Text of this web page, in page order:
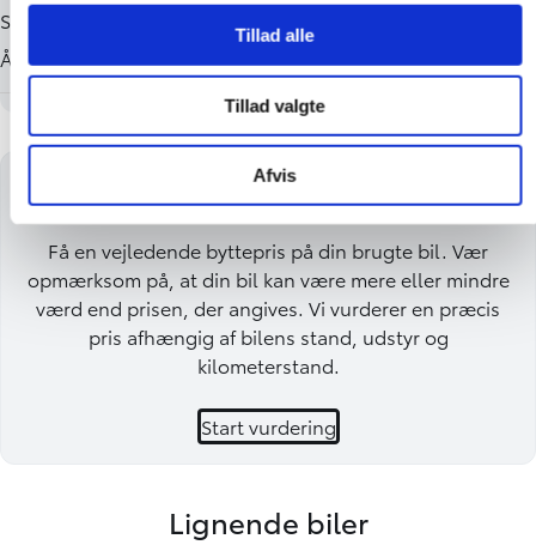
Tillad alle
Tillad valgte
Afvis
Få en byttepris på din bil
Få en vejledende byttepris på din brugte bil. Vær
opmærksom på, at din bil kan være mere eller mindre
værd end prisen, der angives. Vi vurderer en præcis
pris afhængig af bilens stand, udstyr og
kilometerstand.
Start vurdering
Lignende biler